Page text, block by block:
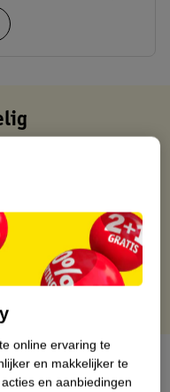
volgende dag in huis
online ervaring te
en makkelijker te
en aanbiedingen